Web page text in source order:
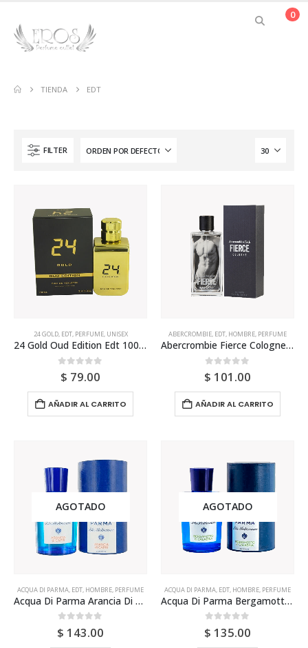
0
TIENDA EDT
FILTER
24 GOLD, EDT, PERFUME, UNISEX
24 Gold Oud Edition Edt 100ml Unisex
0out of 5
$ 79.00
AÑADIR AL CARRITO
ABERCROMBIE, EDT, HOMBRE, PERFUME
Abercrombie Fierce Cologne 100ml Para Hombre
0 out of 5
$ 101.00
AÑADIR AL CARRITO
AGOTADO
ACQUA DI PARMA EDT HOMBRE PERFUME
Acqua Di Parma Arancia Di Capri 150ml Edt Para Hombre
0 out of 5
$ 143.00
AGOTADO
ACQUA DI PARMA EDT HOMBRE PERFUME
Acqua Di Parma Bergamotto Di Calabria 150ml Edt Para Hombre
0 out of 5
$ 135.00